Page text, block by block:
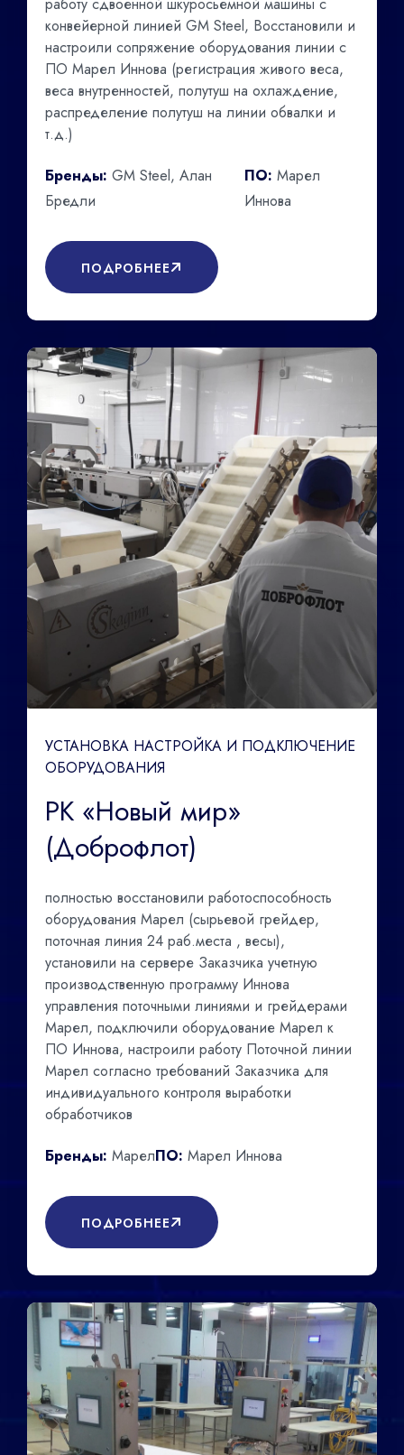
конвейерной линией GM Steel, Восстановили и
настроили сопряжение оборудования линии с
ПО Марел Иннова (регистрация живого веса,
веса внутренностей, полутуш на охлаждение,
распределение полутуш на линии обвалки и
т.д.)
Бренды: GM Steel, Алан
Бредли
ПО: Марел
Иннова
ПОДРОБНЕЕ
УСТАНОВКА НАСТРОЙКА И ПОДКЛЮЧЕНИЕ
ОБОРУДОВАНИЯ
РК «Новый мир»
(Доброфлот)
полностью восстановили работоспособность
оборудования Марел (сырьевой грейдер,
поточная линия 24 раб.места , весы),
установили на сервере Заказчика учетную
производственную программу Иннова
управления поточными линиями и грейдерами
Марел, подключили оборудование Марел к
ПО Иннова, настроили работу Поточной линии
Марел согласно требований Заказчика для
индивидуального контроля выработки
обработчиков
Бренды: МарелПО: Марел Иннова
ПОДРОБНЕЕ